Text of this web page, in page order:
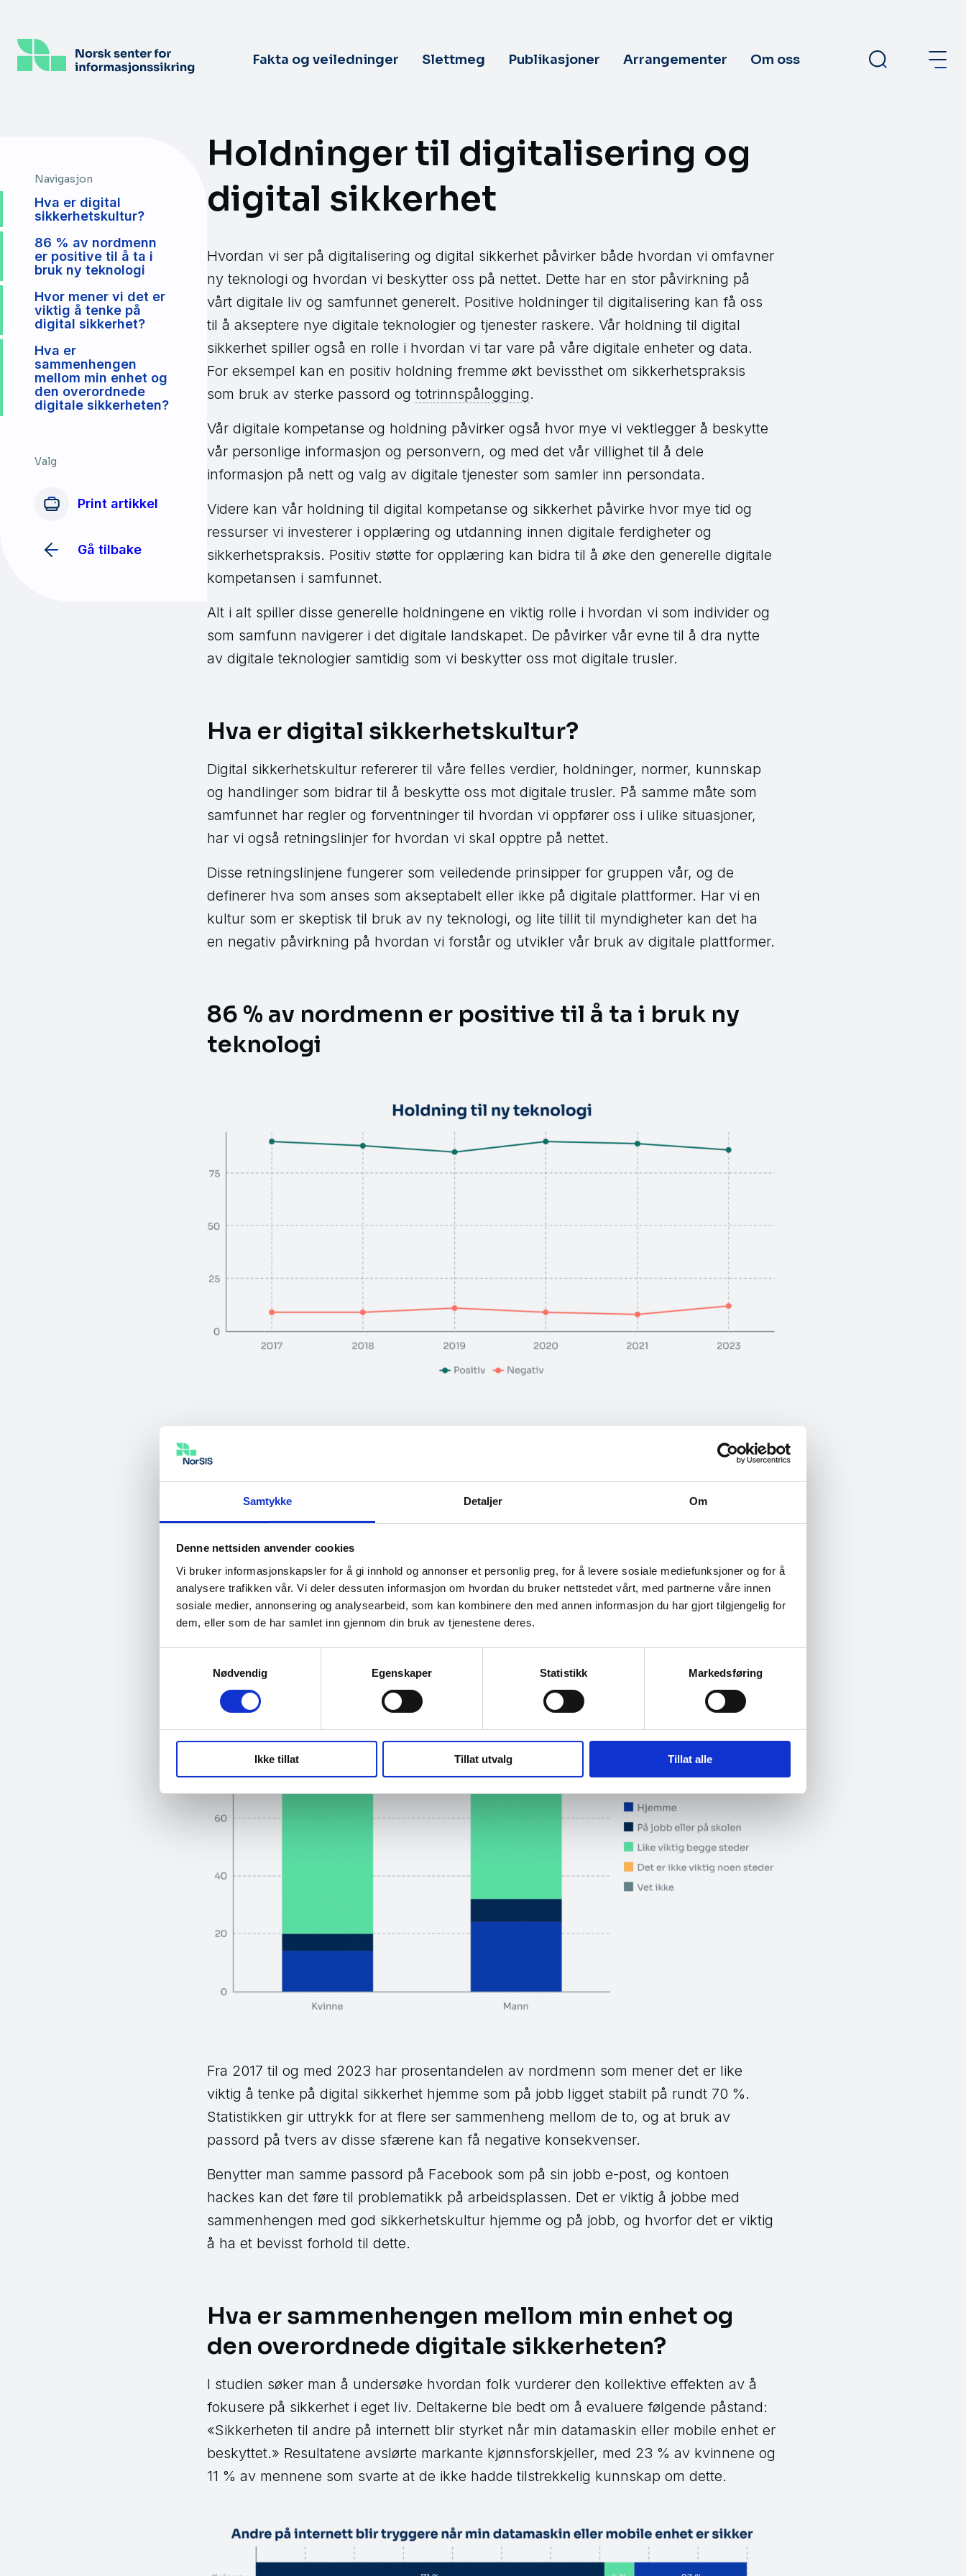
Samtykke Detaljer Om
Denne nettsiden anvender cookies
Vi bruker informasjonskapsler for å gi innhold og annonser et personlig preg, for å levere sosiale mediefunksjoner og for å
analysere trafikken vår. Vi deler dessuten informasjon om hvordan du bruker nettstedet vårt, med partnerne våre innen
sosiale medier, annonsering og analysearbeid, som kan kombinere den med annen informasjon du har gjort tilgjengelig for
dem, eller som de har samlet inn gjennom din bruk av tjenestene deres.
Nødvendig
Egenskaper Statistikk Markedsføring
Ikke tillat Tillat utvalg Tillat alle
hovedinnhold
Fakta og veiledninger Slettmeg Publikasjoner Arrangementer Om oss
Navigasjon
Hva er digital
sikkerhetskultur?
86 % av nordmenn
er positive til å ta i
bruk ny teknologi
Hvor mener vi det er
viktig å tenke på
digital sikkerhet?
Hva er
sammenhengen
mellom min enhet og
den overordnede
digitale sikkerheten?
Valg
Print artikkel
Gå tilbake
Holdninger til digitalisering og
digital sikkerhet
Hvordan vi ser på digitalisering og digital sikkerhet påvirker både hvordan vi omfavner
ny teknologi og hvordan vi beskytter oss på nettet. Dette har en stor påvirkning på
vårt digitale liv og samfunnet generelt. Positive holdninger til digitalisering kan få oss
til å akseptere nye digitale teknologier og tjenester raskere. Vår holdning til digital
sikkerhet spiller også en rolle i hvordan vi tar vare på våre digitale enheter og data.
For eksempel kan en positiv holdning fremme økt bevissthet om sikkerhetspraksis
som bruk av sterke passord og totrinnspålogging.
Vår digitale kompetanse og holdning påvirker også hvor mye vi vektlegger å beskytte
vår personlige informasjon og personvern, og med det vår villighet til å dele
informasjon på nett og valg av digitale tjenester som samler inn persondata.
Videre kan vår holdning til digital kompetanse og sikkerhet påvirke hvor mye tid og
ressurser vi investerer i opplæring og utdanning innen digitale ferdigheter og
sikkerhetspraksis. Positiv støtte for opplæring kan bidra til å øke den generelle digitale
kompetansen i samfunnet.
Alt i alt spiller disse generelle holdningene en viktig rolle i hvordan vi som individer og
som samfunn navigerer i det digitale landskapet. De påvirker vår evne til å dra nytte
av digitale teknologier samtidig som vi beskytter oss mot digitale trusler.
Hva er digital sikkerhetskultur?
Digital sikkerhetskultur refererer til våre felles verdier, holdninger, normer, kunnskap
og handlinger som bidrar til å beskytte oss mot digitale trusler. På samme måte som
samfunnet har regler og forventninger til hvordan vi oppfører oss i ulike situasjoner,
har vi også retningslinjer for hvordan vi skal opptre på nettet.
Disse retningslinjene fungerer som veiledende prinsipper for gruppen vår, og de
definerer hva som anses som akseptabelt eller ikke på digitale plattformer. Har vi en
kultur som er skeptisk til bruk av ny teknologi, og lite tillit til myndigheter kan det ha
en negativ påvirkning på hvordan vi forstår og utvikler vår bruk av digitale plattformer.
86 % av nordmenn er positive til å ta i bruk ny
teknologi
lite forskjell mellom kjønnene, men det er betydelig forskjell mellom aldersgruppene.
De i alderen 35-54 år skiller seg ut som mest positive (91 %), mens de mellom 18-34
år uttrykker en mindre grad en positiv innstilling til å ta i bruk ny teknologi (77 %).
Hvor mener vi det er viktig å tenke på digital
sikkerhet?
Fra 2017 til og med 2023 har prosentandelen av nordmenn som mener det er like
viktig å tenke på digital sikkerhet hjemme som på jobb ligget stabilt på rundt 70 %.
Statistikken gir uttrykk for at flere ser sammenheng mellom de to, og at bruk av
passord på tvers av disse sfærene kan få negative konsekvenser.
Benytter man samme passord på Facebook som på sin jobb e-post, og kontoen
hackes kan det føre til problematikk på arbeidsplassen. Det er viktig å jobbe med
sammenhengen med god sikkerhetskultur hjemme og på jobb, og hvorfor det er viktig
å ha et bevisst forhold til dette.
Hva er sammenhengen mellom min enhet og
den overordnede digitale sikkerheten?
I studien søker man å undersøke hvordan folk vurderer den kollektive effekten av å
fokusere på sikkerhet i eget liv. Deltakerne ble bedt om å evaluere følgende påstand:
«Sikkerheten til andre på internett blir styrket når min datamaskin eller mobile enhet er
beskyttet.» Resultatene avslørte markante kjønnsforskjeller, med 23 % av kvinnene og
11 % av mennene som svarte at de ikke hadde tilstrekkelig kunnskap om dette.